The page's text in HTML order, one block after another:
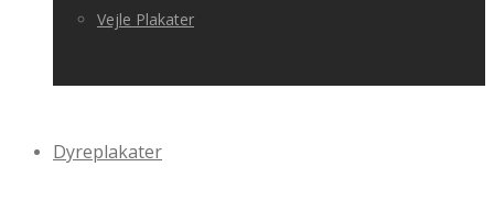
Vejle Plakater
Dyreplakater